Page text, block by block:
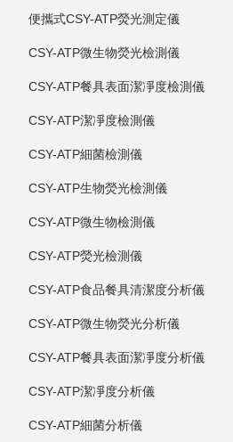
便攜式CSY-ATP熒光測定儀
CSY-ATP微生物熒光檢測儀
CSY-ATP餐具表面潔凈度檢測儀
CSY-ATP潔凈度檢測儀
CSY-ATP細菌檢測儀
CSY-ATP生物熒光檢測儀
CSY-ATP微生物檢測儀
CSY-ATP熒光檢測儀
CSY-ATP食品餐具清潔度分析儀
CSY-ATP微生物熒光分析儀
CSY-ATP餐具表面潔凈度分析儀
CSY-ATP潔凈度分析儀
CSY-ATP細菌分析儀